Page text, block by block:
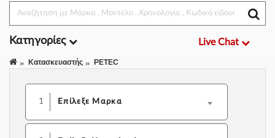
Κατηγορίες Live Chat
Κατασκευαστής PETEC
1 Επίλεξε Μαρκα